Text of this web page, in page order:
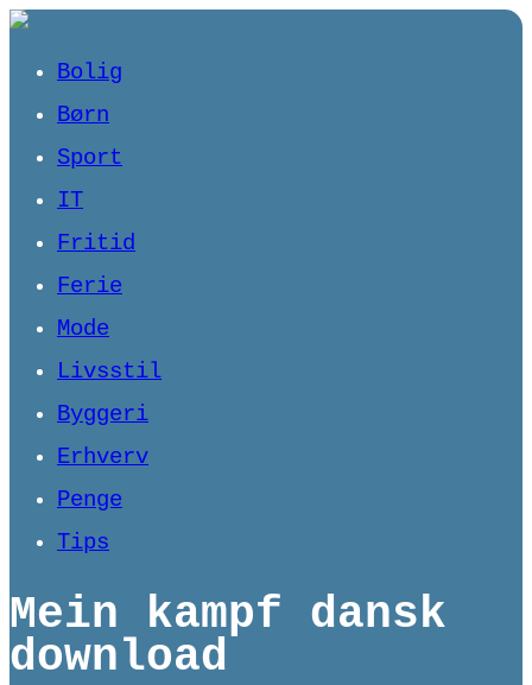
Bolig
Børn
Sport
IT
Fritid
Ferie
Mode
Livsstil
Byggeri
Erhverv
Penge
Tips
Mein kampf dansk
download